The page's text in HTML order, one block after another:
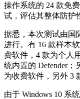
操作系统的 24 款免
试，评估其整体防护
据悉，本次测试由国
进行。有 16 款样本
费软件，4 款为个人
统内置的 Defender；
为收费软件，另外 3
由于 Windows 10 系